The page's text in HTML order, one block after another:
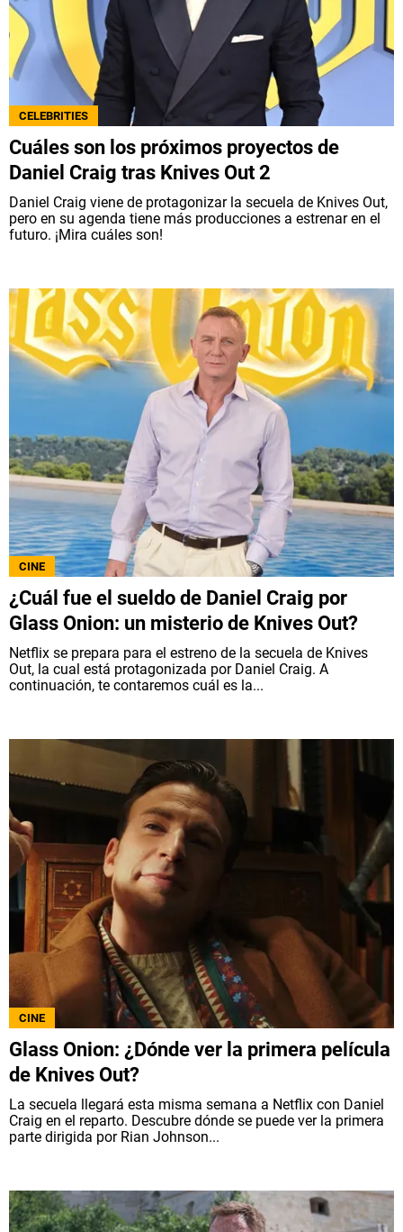
CELEBRITIES
Cuáles son los próximos proyectos de
Daniel Craig tras Knives Out 2
Daniel Craig viene de protagonizar la secuela de Knives Out,
pero en su agenda tiene más producciones a estrenar en el
futuro. ¡Mira cuáles son!
CINE
¿Cuál fue el sueldo de Daniel Craig por
Glass Onion: un misterio de Knives Out?
Netflix se prepara para el estreno de la secuela de Knives
Out, la cual está protagonizada por Daniel Craig. A
continuación, te contaremos cuál es la...
CINE
Glass Onion: ¿Dónde ver la primera película
de Knives Out?
La secuela llegará esta misma semana a Netflix con Daniel
Craig en el reparto. Descubre dónde se puede ver la primera
parte dirigida por Rian Johnson...